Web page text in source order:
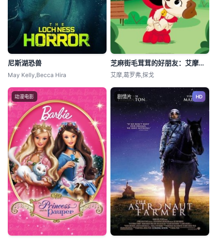
尼斯湖恐兽
May Kelly,Becca Hira
芝麻街毛茸茸的好朋友：艾摩的小狗
艾摩,葛罗弗,探戈
动漫电影 剧情片 HD